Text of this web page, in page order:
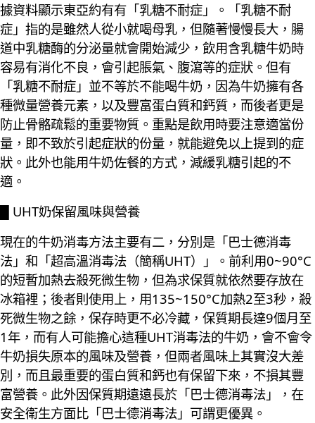
據資料顯示東亞約有有「乳糖不耐症」。「乳糖不耐
症」指的是雖然人從小就喝母乳，但隨著慢慢長大，腸
道中乳糖酶的分泌量就會開始減少，飲用含乳糖牛奶時
容易有消化不良，會引起脹氣、腹瀉等的症狀。但有
「乳糖不耐症」並不等於不能喝牛奶，因為牛奶擁有各
種微量營養元素，以及豐富蛋白質和鈣質，而後者更是
防止骨骼疏鬆的重要物質。重點是飲用時要注意適當份
量，即不致於引起症狀的份量，就能避免以上提到的症
狀。此外也能用牛奶佐餐的方式，減緩乳糖引起的不
適。
█ UHT奶保留風味與營養
現在的牛奶消毒方法主要有二，分別是「巴士德消毒
法」和「超高溫消毒法（簡稱UHT）」。前利用0~90°C
的短暫加熱去殺死微生物，但為求保質就依然要存放在
冰箱裡；後者則使用上，用135~150°C加熱2至3秒，殺
死微生物之餘，保存時更不必冷藏，保質期長達9個月至
1年，而有人可能擔心這種UHT消毒法的牛奶，會不會令
牛奶損失原本的風味及營養，但兩者風味上其實沒大差
別，而且最重要的蛋白質和鈣也有保留下來，不損其豐
富營養。此外因保質期遠遠長於「巴士德消毒法」，在
安全衛生方面比「巴士德消毒法」可謂更優異。